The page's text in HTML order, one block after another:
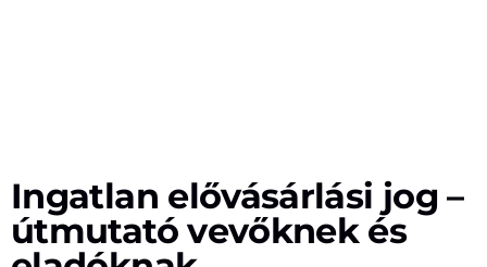
Ingatlan elővásárlási jog –
útmutató vevőknek és